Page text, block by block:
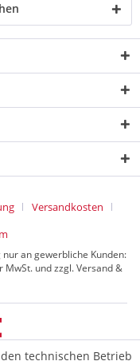
Versandkosten
an gewerbliche Kunden:
und zzgl. Versand &
technischen Betrieb